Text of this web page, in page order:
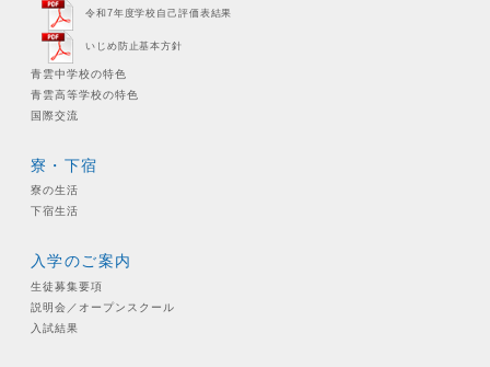
令和7年度学校自己評価表結果
いじめ防止基本方針
青雲中学校の特色
青雲高等学校の特色
国際交流
寮・下宿
寮の生活
下宿生活
入学のご案内
生徒募集要項
説明会／オープンスクール
入試結果